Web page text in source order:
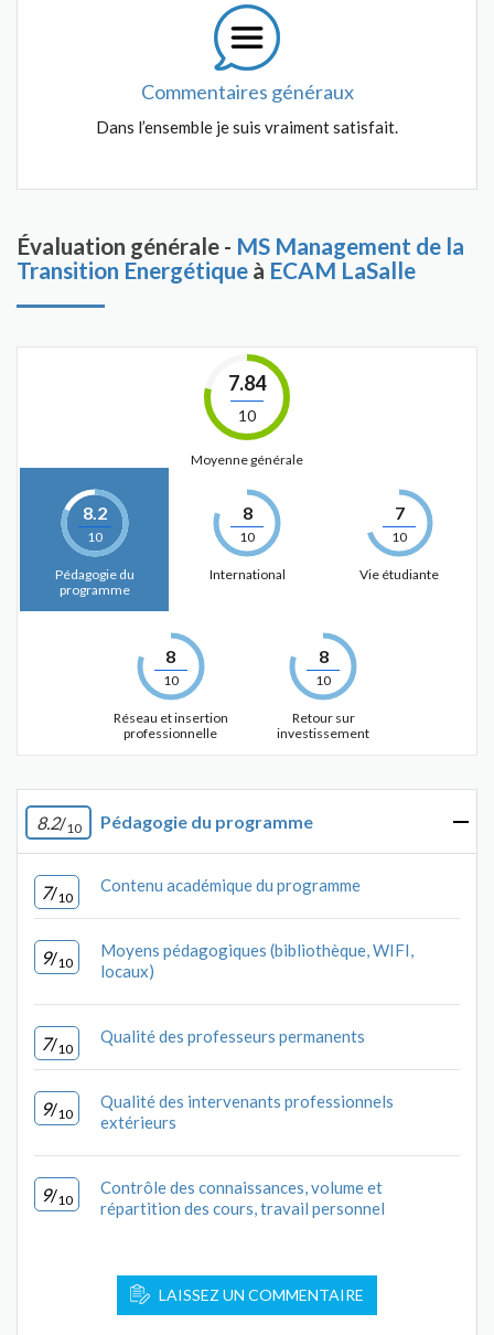
Commentaires généraux
Dans l’ensemble je suis vraiment satisfait.
Évaluation générale - MS Management de la
Transition Energétique à ECAM LaSalle
7.84
10
Moyenne générale
8.2
10
Pédagogie du
programme
8
10
International
7
10
Vie étudiante
8
10
Réseau et insertion
professionnelle
8
10
Retour sur
investissement
8.2/10 Pédagogie du programme
7/10
Contenu académique du programme
9/10
Moyens pédagogiques (bibliothèque, WIFI,
locaux)
7/10
Qualité des professeurs permanents
9/10
Qualité des intervenants professionnels
extérieurs
9/10
Contrôle des connaissances, volume et
répartition des cours, travail personnel
LAISSEZ UN COMMENTAIRE